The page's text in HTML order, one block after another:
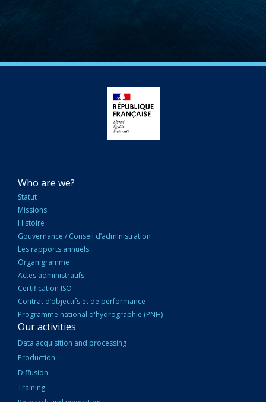
NAVIGATION
PRINCIPALE
Who are we?
Statut
Missions
Histoire
Gouvernance / Conseil d’administration
Les rapports annuels
Organigramme
Actes administratifs
Certification ISO
Contrat d’objectifs et de performance
Programme national d'hydrographie (PNH)
Our activities
Data acquisition and processing
Production
Diffusion
Training